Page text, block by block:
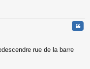
rue de la barre